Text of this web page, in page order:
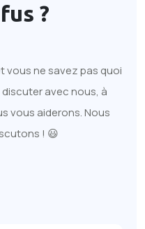
?
vous ne savez pas quoi
avec nous, à
vous aiderons. Nous
! 😃